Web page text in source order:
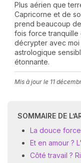
Plus aérien que
Capricorne et de
prend beaucoup
fois force tranquille
décrypter avec
astrologique
étonnante.
Mis à jour le 11
SOMMAIRE DE
La douce
Et en amour ?
Côté travail ?